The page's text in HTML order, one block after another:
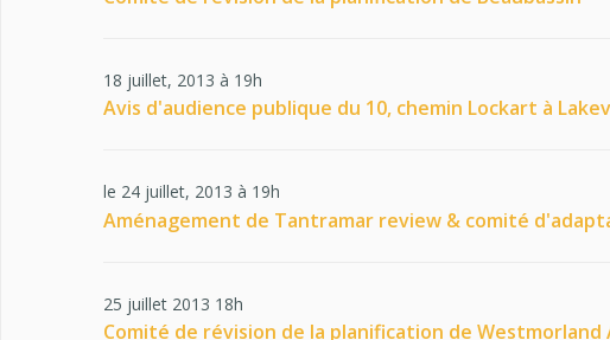
18 juillet, 2013 à 19h
Avis d'audience publique du 10, chemin Lockart à
le 24 juillet, 2013 à 19h
Aménagement de Tantramar review & comité
25 juillet 2013 18h
Comité de révision de la planification de Westmorland